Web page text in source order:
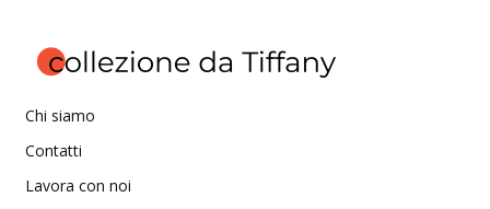
Chi siamo
Contatti
Lavora con noi